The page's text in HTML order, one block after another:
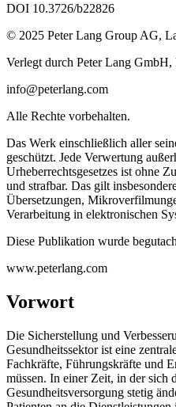
DOI 10.3726/b22826
© 2025 Peter Lang Group AG,
Verlegt durch Peter Lang
info@peterlang.com
Alle Rechte vorbehalten.
Das Werk einschließlich aller
geschützt. Jede Verwertung
Urheberrechtsgesetzes ist ohne
und strafbar. Das gilt
Übersetzungen,
Verarbeitung in elektronischen
Diese Publikation wurde
www.peterlang.com
Vorwort
Die Sicherstellung und
Gesundheitssektor ist eine
Fachkräfte, Führungskräfte und
müssen. In einer Zeit, in der sich
Gesundheitsversorgung stetig